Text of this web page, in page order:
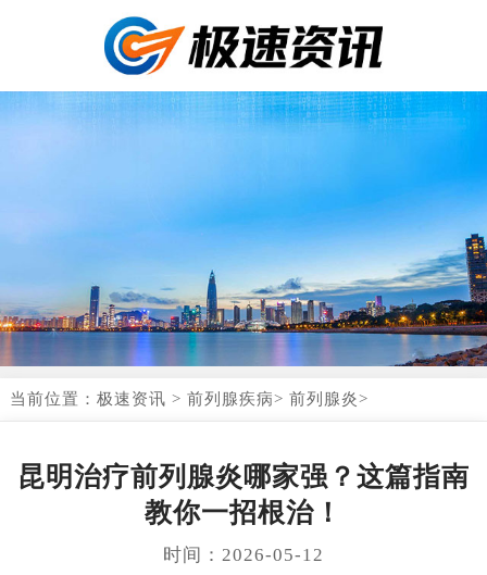
当前位置： 极速资讯 > 前列腺疾病> 前列腺炎>
昆明治疗前列腺炎哪家强？这篇指南
教你一招根治！
时间：2026-05-12